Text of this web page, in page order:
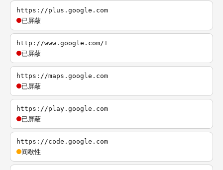
https://plus.google.com
已屏蔽
http://www.google.com/+
已屏蔽
https://maps.google.com
已屏蔽
https://play.google.com
已屏蔽
https://code.google.com
间歇性